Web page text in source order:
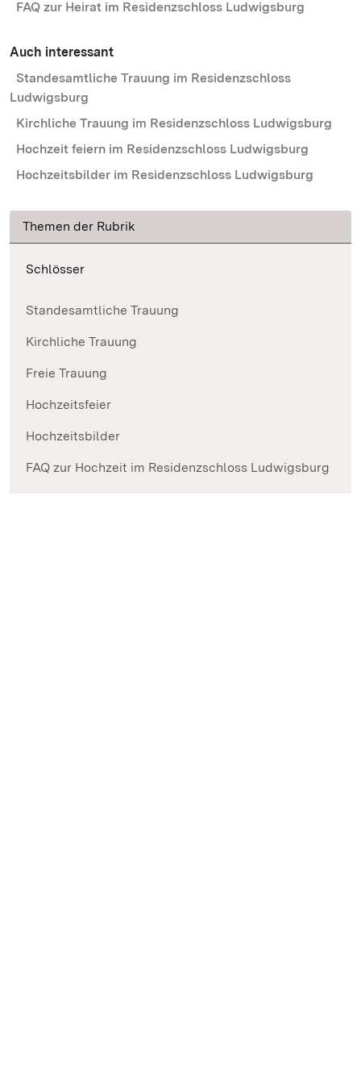
FAQ zur Heirat im Residenzschloss Ludwigsburg
Auch interessant
Standesamtliche Trauung im Residenzschloss
Ludwigsburg
Kirchliche Trauung im Residenzschloss Ludwigsburg
Hochzeit feiern im Residenzschloss Ludwigsburg
Hochzeitsbilder im Residenzschloss Ludwigsburg
Themen der Rubrik
Schlösser
Standesamtliche Trauung
Kirchliche Trauung
Freie Trauung
Hochzeitsfeier
Hochzeitsbilder
FAQ zur Hochzeit im Residenzschloss Ludwigsburg